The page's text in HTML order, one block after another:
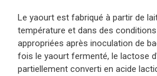
Le yaourt est fabriqué à partir de
température et dans des
appropriées après inoculation de
fois le yaourt fermenté, le lactose
partiellement converti en acide